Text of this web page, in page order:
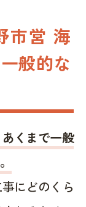
市営 海
般的な
くまで一般
にどのくら